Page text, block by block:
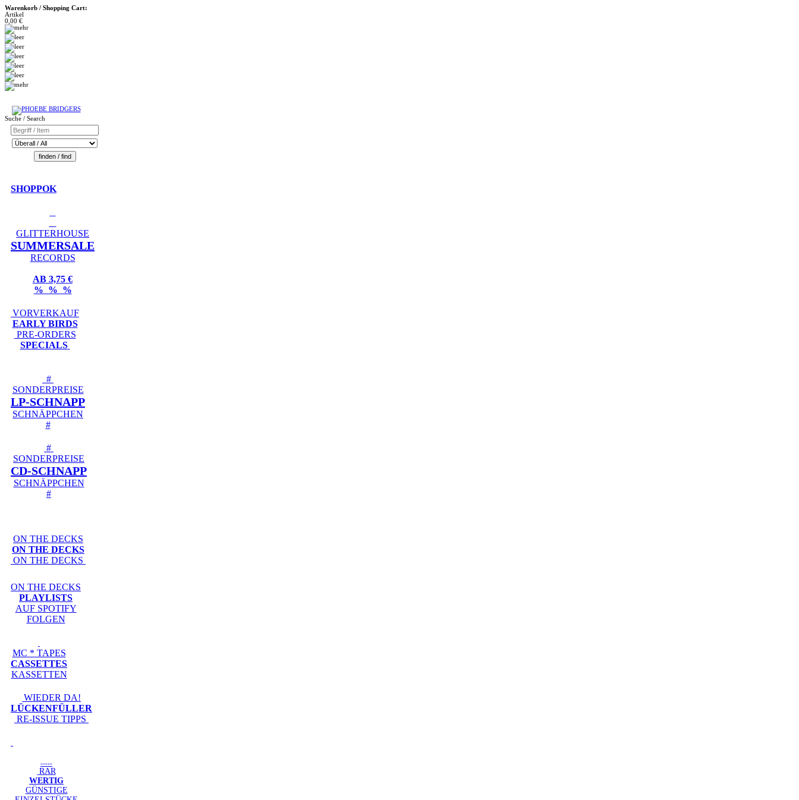
Warenkorb / Shopping Cart:
Artikel
0,00 €
Suche / Search
SHOPPOK
GLITTERHOUSE
SUMMERSALE
RECORDS
AB 3,75 €
% % %
VORVERKAUF
EARLY BIRDS
PRE-ORDERS
SPECIALS
#
SONDERPREISE
LP-SCHNAPP
SCHNÄPPCHEN
#
#
SONDERPREISE
CD-SCHNAPP
SCHNÄPPCHEN
#
ON THE DECKS
ON THE DECKS
ON THE DECKS
ON THE DECKS
PLAYLISTS
AUF SPOTIFY
FOLGEN
MC * TAPES
CASSETTES
KASSETTEN
WIEDER DA!
LÜCKENFÜLLER
RE-ISSUE TIPPS
-----
RAR
WERTIG
GÜNSTIGE